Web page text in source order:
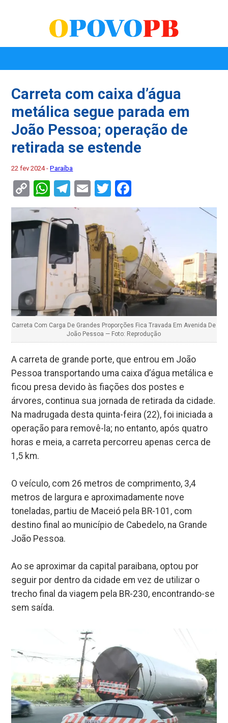
Carreta com caixa d’água
metálica segue parada em
João Pessoa; operação de
retirada se estende
22 fev 2024 -Paraíba
Copy
Link
WhatsApp
Telegram
EmailTwitter
Carreta Com Carga De Grandes Proporções Fica Travada Em Avenida De
João Pessoa — Foto: Reprodução
A carreta de grande porte, que entrou em João
Pessoa transportando uma caixa d’água metálica e
ficou presa devido às fiações dos postes e
árvores, continua sua jornada de retirada da cidade.
Na madrugada desta quinta-feira (22), foi iniciada a
operação para removê-la; no entanto, após quatro
horas e meia, a carreta percorreu apenas cerca de
1,5 km.
O veículo, com 26 metros de comprimento, 3,4
metros de largura e aproximadamente nove
toneladas, partiu de Maceió pela BR-101, com
destino final ao município de Cabedelo, na Grande
João Pessoa.
Ao se aproximar da capital paraibana, optou por
seguir por dentro da cidade em vez de utilizar o
trecho final da viagem pela BR-230, encontrando-se
sem saída.